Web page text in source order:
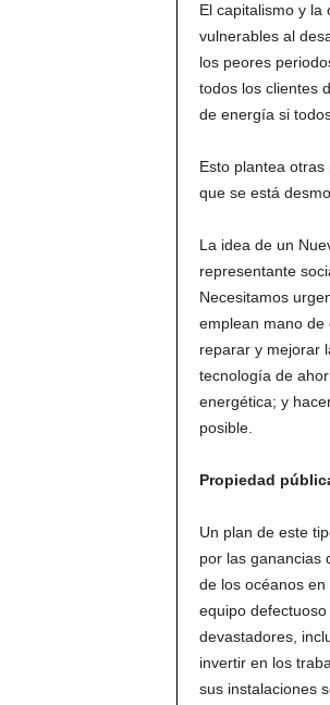
El capitalismo y la
vulnerables al
los peores
todos los clientes
de energía si
Esto plantea
que se está
La idea de un
representante
Necesitamos
emplean mano de
reparar y mejorar
tecnología de
energética; y
posible.
Propiedad
Un plan de este
por las ganancias
de los océanos
equipo
devastadores,
invertir en los
sus instalaciones